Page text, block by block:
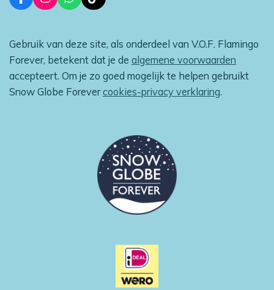
a
b
o
k
n
a
g
r
a
m
h
s
A
p
i
o
k
Gebruik van deze site, als onderdeel van V.O.F. Flamingo
Forever, betekent dat je de algemene voorwaarden
accepteert. Om je zo goed mogelijk te helpen gebruikt
Snow Globe Forevercookies-privacy verklaring.